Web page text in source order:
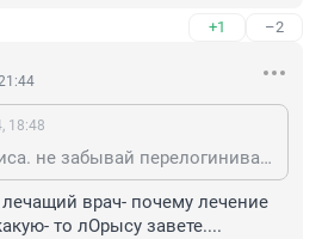
+1 –2
18:48
Твоия, твоия лориса. не забывай перелогиниваться 🥴
врач- почему лечение
то лОрысу завете....